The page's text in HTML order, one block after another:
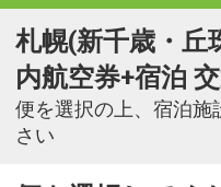
札幌(新千歳・丘
内航空券+宿泊
便を選択の上、宿泊施
さい